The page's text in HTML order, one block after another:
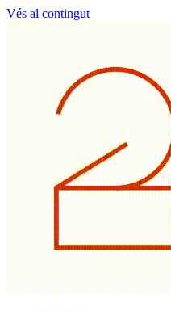
Vés al contingut